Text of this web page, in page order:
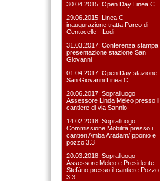
30.04.2015: Open Day Linea C
29.06.2015: Linea C
inaugurazione tratta Parco di
Centocelle - Lodi
31.03.2017: Conferenza stampa
presentazione stazione San
Giovanni
01.04.2017: Open Day stazione
San Giovanni Linea C
20.06.2017: Sopralluogo
Assessore Linda Meleo presso il
cantiere di via Sannio
14.02.2018: Sopralluogo
Commissione Mobilità presso i
cantieri Amba Aradam/Ipponio e
pozzo 3.3
20.03.2018: Sopralluogo
Assessore Meleo e Presidente
Stefàno presso il cantiere Pozzo
3.3